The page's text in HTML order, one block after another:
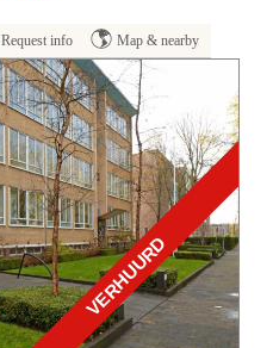
Request info Map & nearby
VERHUURD